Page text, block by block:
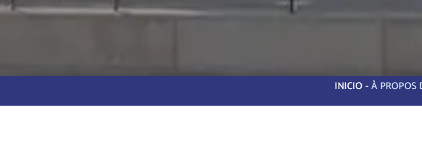
INICIO-À PROPOS